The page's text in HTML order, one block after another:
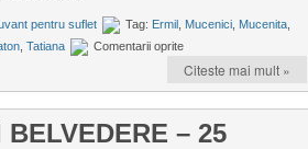
pentru suflet Tag: Ermil Mucenici Mucenita
Tatiana Comentarii oprite
Citeste mai mult »
– 25